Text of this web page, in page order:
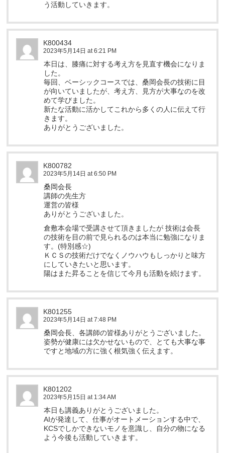
う活動していきます。
K800434
2023年5月14日 at 6:21 PM
本日は、膝痛に対する考え方を見直す機会になりま
した。
毎回、ベーシックコースでは、桑岡会長の技術に目
が向いていましたが、考え方、見方が大事なのを改
めて学びました。
新たな活動に活かしてこれから多くの人に伝えて行
きます。
ありがとうございました。
K800782
2023年5月14日 at 6:50 PM
桑岡会長
講師の先生方
運営の皆様
ありがとうございました。
倉敷本会場で受講させて頂きましたが 技術は会長
の技術を目の前で見られるのは本当に勉強になりま
す。(特別感☆)
ＫＣＳの技術だけでなくノウハウもしっかりと味方
にしていきたいと思います。
陽はまた昇ることを信じて今月も活動を続けます。
K801255
2023年5月14日 at 7:48 PM
桑岡会長、各講師の皆様ありがとうございました。
姿勢が健康には欠かせないもので、とても大事な事
ですと地域の方に強く根気強く伝えます。
K801202
2023年5月15日 at 1:34 AM
本日も講義ありがとうございました。
AIが発達して、仕事がオートメーションする中で、
KCSでしかできないモノを意識し、自分の物になる
よう今後も活動していきます。